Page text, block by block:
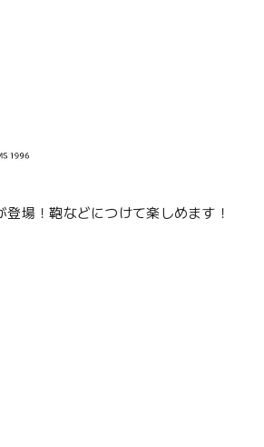
場！鞄などにつけて楽しめます！